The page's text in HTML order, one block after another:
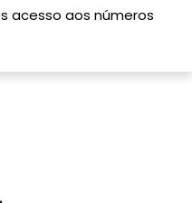
acesso aos números